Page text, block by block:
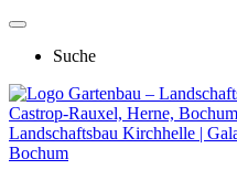
Suche
Gartenbau –
Castrop-Rauxel, Herne, Bochum
Landschaftsbau Kirchhelle |
Bochum